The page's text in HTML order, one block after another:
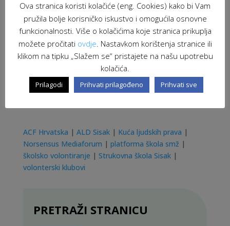
Sisak.
ACF Hrvatska | ALD Sisak| Kuća ljudskih prava |
Norsensus Mediaforum | platforma škola smž |
školsko volontiranje | Strukovna škola Sisak|
volonterski klubovi
PRETRAŽI STRANICU
Ova stranica koristi kolačiće (eng. Cookies) kako bi Vam
pružila bolje korisničko iskustvo i omogućila osnovne
funkcionalnosti. Više o kolačićima koje stranica prikuplja
možete pročitati ovdje . Nastavkom korištenja stranice ili
klikom na tipku „Slažem se“ pristajete na našu upotrebu
kolačića.
Prilagodi Prihvati prilagođeno Prihvati sve